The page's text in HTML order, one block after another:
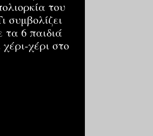
του
συμβολίζει
τα 6 παιδιά
χέρι στο